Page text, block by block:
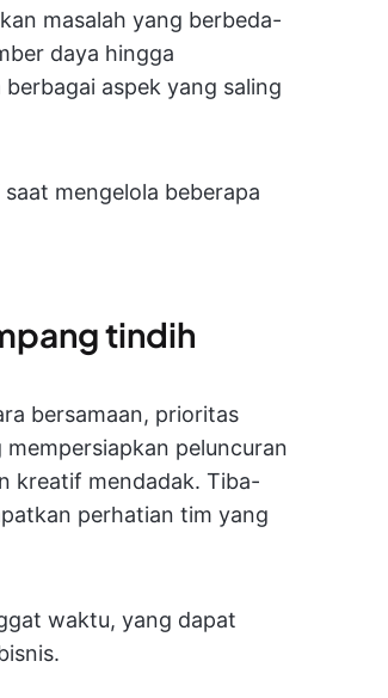
masalah yang berbeda-
daya hingga
aspek yang saling
mengelola beberapa
tindih
bersamaan, prioritas
peluncuran
kreatif mendadak. Tiba-
perhatian tim yang
waktu, yang dapat